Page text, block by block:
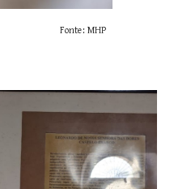
Fonte: MHP